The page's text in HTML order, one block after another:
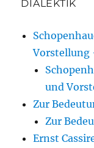
DIALEKTIK
Vorstellung
und
Zur
Zur
Ernst